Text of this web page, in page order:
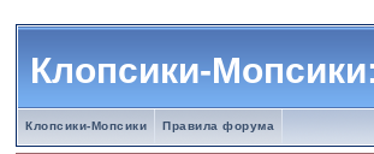
Клопсики-
Клопсики-Мопсики Правила форума